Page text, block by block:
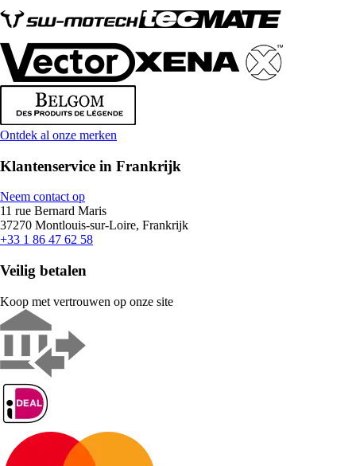
Ontdek al onze merken
Klantenservice in Frankrijk
Neem contact op
11 rue Bernard Maris
37270 Montlouis-sur-Loire, Frankrijk
+33 1 86 47 62 58
Veilig betalen
Koop met vertrouwen op onze site